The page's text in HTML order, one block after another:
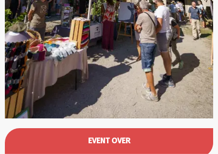
Opening hours & contact details
EVENT OVER